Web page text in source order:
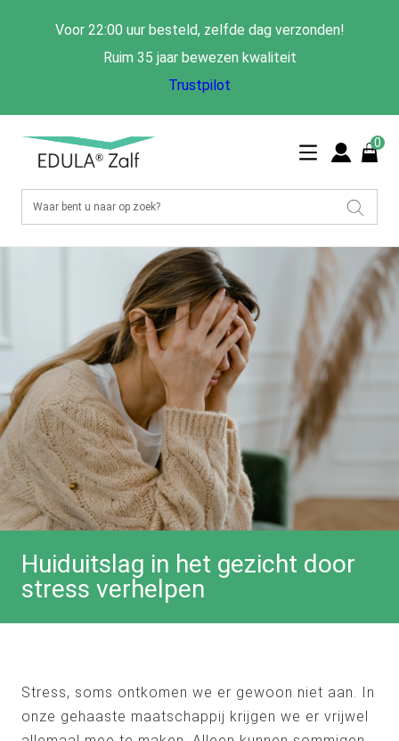
Voor 22:00 uur besteld, zelfde dag verzonden!
Ruim 35 jaar bewezen kwaliteit
Trustpilot
0
Huiduitslag in het gezicht door
stress verhelpen
Stress, soms ontkomen we er gewoon niet aan. In
onze gehaaste maatschappij krijgen we er vrijwel